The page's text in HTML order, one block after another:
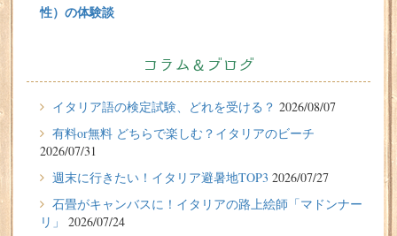
性）の体験談
有料or無料 どちらで楽しむ？イタリアのビーチ
2026/07/29
フィレンツェに1週間の語学留学をしたT.Sさん（10代、女
性）の体験談
2026/07/27
週末に行きたい！イタリア避暑地TOP3
2026/07/24
コラム＆ブログ
イタリア語の検定試験、どれを受ける？ 2026/08/07
有料or無料 どちらで楽しむ？イタリアのビーチ
2026/07/31
週末に行きたい！イタリア避暑地TOP3 2026/07/27
石畳がキャンバスに！イタリアの路上絵師「マドンナー
リ」
2026/07/24